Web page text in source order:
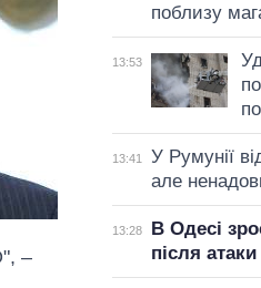
–
поблизу
13:53
13:41
У Румунії
але
13:28
В Одесі
після